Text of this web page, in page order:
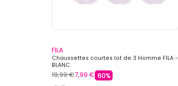
FILA
Chaussettes courtes lot de 3 Homme FILA -
BLANC
19,99 €7,99 € 60%